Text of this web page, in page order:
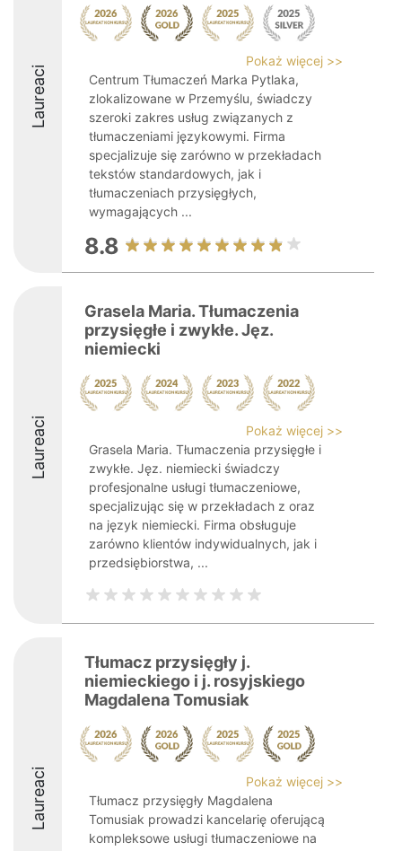
Laureaci
Pokaż więcej >>
Centrum Tłumaczeń Marka Pytlaka,
zlokalizowane w Przemyślu, świadczy
szeroki zakres usług związanych z
tłumaczeniami językowymi. Firma
specjalizuje się zarówno w przekładach
tekstów standardowych, jak i
tłumaczeniach przysięgłych,
wymagających ...
8.8
Laureaci
Grasela Maria. Tłumaczenia
przysięgłe i zwykłe. Jęz.
niemiecki
Pokaż więcej >>
Grasela Maria. Tłumaczenia przysięgłe i
zwykłe. Jęz. niemiecki świadczy
profesjonalne usługi tłumaczeniowe,
specjalizując się w przekładach z oraz
na język niemiecki. Firma obsługuje
zarówno klientów indywidualnych, jak i
przedsiębiorstwa, ...
Laureaci
Tłumacz przysięgły j.
niemieckiego i j. rosyjskiego
Magdalena Tomusiak
Pokaż więcej >>
Tłumacz przysięgły Magdalena
Tomusiak prowadzi kancelarię oferującą
kompleksowe usługi tłumaczeniowe na